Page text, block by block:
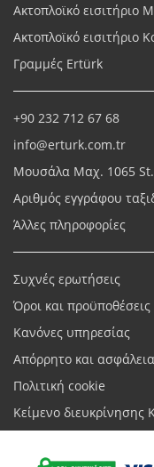
Ακτοπλοϊκό εισιτήριο
Ακτοπλοϊκό εισιτήριο
Γραμμές Ertürk
+90 232 712 67 68
info@erturk.com.tr
Μουσάλα Μαχ. 1065
Αριθμός εγγράφου
Άλλες πληροφορίες
Συχνές ερωτήσεις
Όροι και προϋποθέσεις
Κανόνες υπηρεσίας
Απόρρητο και ασφάλεια
Πολιτική cookie
Κείμενο διευκρίνησης